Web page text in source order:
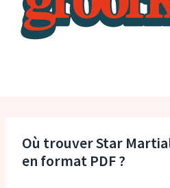
Où trouver Star
en format PDF ?